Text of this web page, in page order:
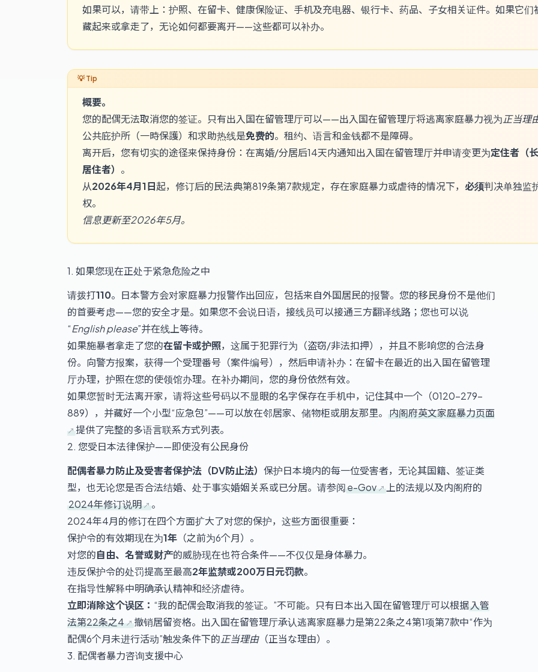
如果可以，请带上：护照、在留卡、健康保险证、手机及充电器、银行卡、药品、子女相关证件。如果它们
藏起来或拿走了，无论如何都要离开——这些都可以补办。
概要。
您的配偶无法取消您的签证。只有出入国在留管理厅可以——出入国在留管理厅将逃离家庭暴力视为正当理
公共庇护所（一時保護）和求助热线是免费的。租约、语言和金钱都不是障碍。
离开后，您有切实的途径来保持身份：在离婚/分居后14天内通知出入国在留管理厅并申请变更为定住者（
居住者） 。
从2026年4月1日起，修订后的民法典第819条第7款规定，存在家庭暴力或虐待的情况下， 必须判决单独监
权。
信息更新至2026年5月。
1. 如果您现在正处于紧急危险之中
请拨打110。日本警方会对家庭暴力报警作出回应，包括来自外国居民的报警。您的移民身份不是他们
的首要考虑——您的安全才是。如果您不会说日语，接线员可以接通三方翻译线路；您也可以说
“English please”并在线上等待。
如果施暴者拿走了您的在留卡或护照，这属于犯罪行为（盗窃/非法扣押），并且不影响您的合法身
份。向警方报案，获得一个受理番号（案件编号），然后申请补办：在留卡在最近的出入国在留管理
厅办理，护照在您的使领馆办理。在补办期间，您的身份依然有效。
如果您暂时无法离开家，请将这些号码以不显眼的名字保存在手机中，记住其中一个（0120-279-
889），并藏好一个小型“应急包”——可以放在邻居家、储物柜或朋友那里。 内阁府英文家庭暴力页面
提供了完整的多语言联系方式列表。
2. 您受日本法律保护——即使没有公民身份
配偶者暴力防止及受害者保护法（DV防止法） 保护日本境内的每一位受害者，无论其国籍、签证类
型，也无论您是否合法结婚、处于事实婚姻关系或已分居。请参阅e-Gov
上的法规以及内阁府的
2024年修订说明
。
2024年4月的修订在四个方面扩大了对您的保护，这些方面很重要：
保护令的有效期现在为1年 （之前为6个月）。
对您的自由、名誉或财产的威胁现在也符合条件——不仅仅是身体暴力。
违反保护令的处罚提高至最高2年监禁或200万日元罚款。
在指导性解释中明确承认精神和经济虐待。
立即消除这个误区： “我的配偶会取消我的签证。”不可能。只有日本出入国在留管理厅可以根据入管
法第22条之4
撤销居留资格。出入国在留管理厅承认逃离家庭暴力是第22条之4第1项第7款中“作为
配偶6个月未进行活动”触发条件下的正当理由（正当な理由）。
3. 配偶者暴力咨询支援中心